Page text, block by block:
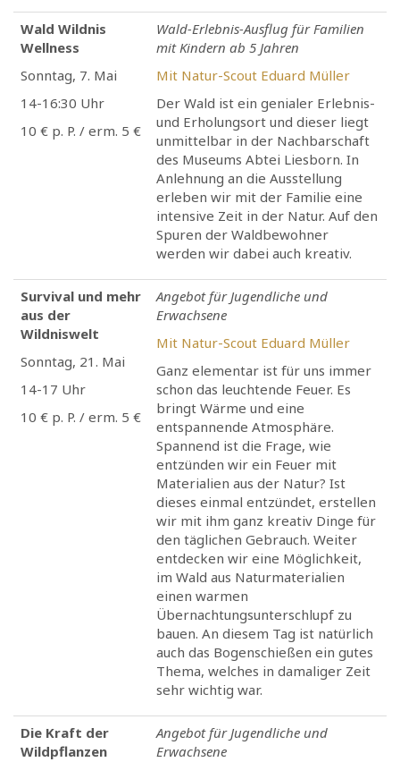
Wald Wildnis
Wellness
Sonntag, 7. Mai
14-16:30 Uhr
10 € p. P. / erm. 5 €
Wald-Erlebnis-Ausflug für Familien
mit Kindern ab 5 Jahren
Mit Natur-Scout Eduard Müller
Der Wald ist ein genialer Erlebnis-
und Erholungsort und dieser liegt
unmittelbar in der Nachbarschaft
des Museums Abtei Liesborn. In
Anlehnung an die Ausstellung
erleben wir mit der Familie eine
intensive Zeit in der Natur. Auf den
Spuren der Waldbewohner
werden wir dabei auch kreativ.
Survival und mehr
aus der
Wildniswelt
Sonntag, 21. Mai
14-17 Uhr
10 € p. P. / erm. 5 €
Angebot für Jugendliche und
Erwachsene
Mit Natur-Scout Eduard Müller
Ganz elementar ist für uns immer
schon das leuchtende Feuer. Es
bringt Wärme und eine
entspannende Atmosphäre.
Spannend ist die Frage, wie
entzünden wir ein Feuer mit
Materialien aus der Natur? Ist
dieses einmal entzündet, erstellen
wir mit ihm ganz kreativ Dinge für
den täglichen Gebrauch. Weiter
entdecken wir eine Möglichkeit,
im Wald aus Naturmaterialien
einen warmen
Übernachtungsunterschlupf zu
bauen. An diesem Tag ist natürlich
auch das Bogenschießen ein gutes
Thema, welches in damaliger Zeit
sehr wichtig war.
Die Kraft der
Wildpflanzen
Angebot für Jugendliche und
Erwachsene